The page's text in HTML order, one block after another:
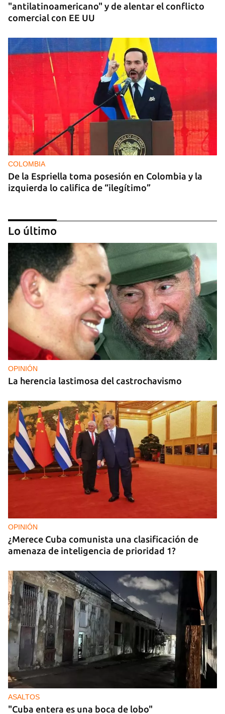
"antilatinoamericano" y de alentar el conflicto
comercial con EE UU
COLOMBIA
De la Espriella toma posesión en Colombia y la
izquierda lo califica de “ilegítimo”
DEPORTACIONES EE UU
El ICE envía a la fuerza a migrantes, entre ellos
cuatro cubanos, a la República Centroafricana
Lo último
OPINIÓN
La herencia lastimosa del castrochavismo
OPINIÓN
¿Merece Cuba comunista una clasificación de
amenaza de inteligencia de prioridad 1?
ASALTOS
"Cuba entera es una boca de lobo"